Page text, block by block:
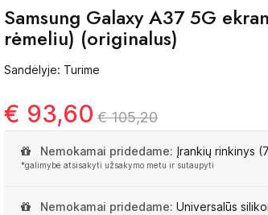
Samsung Galaxy A37 5G
rėmeliu) (originalus)
Sandėlyje: Turime
€ 93,60 € 105,20
Nemokamai pridedame: Įrankių rinkinys
*galimybė atsisakyti užsakymo metu ir sutaupyti
Nemokamai pridedame: Universalūs